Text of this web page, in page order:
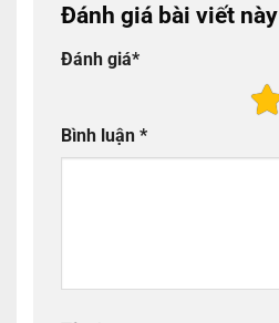
Đánh giá bài viết này
Đánh giá*
Bình luận *